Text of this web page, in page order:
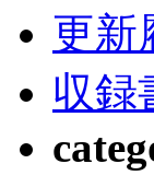
更新
収録